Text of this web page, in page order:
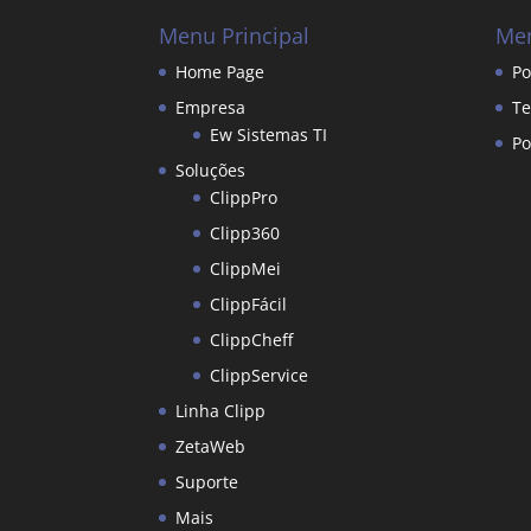
Menu Principal
Home Page
Empresa
Ew Sistemas TI
Soluções
ClippPro
Clipp360
ClippMei
ClippFácil
ClippCheff
ClippService
Linha Clipp
ZetaWeb
Suporte
Mais